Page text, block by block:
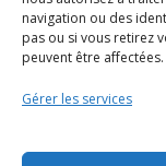
navigation ou des
pas ou si vous retirez
peuvent être affectées.
Gérer les services